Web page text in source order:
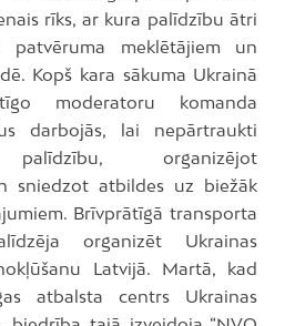
rīks, ar kura palīdzību ātri
patvēruma meklētājiem un
Kopš kara sākuma Ukrainā
moderatoru komanda
darbojās, lai nepārtraukti
palīdzību, organizējot
sniedzot atbildes uz biežāk
Brīvprātīgā transporta
organizēt Ukrainas
Latvijā. Martā, kad
atbalsta centrs Ukrainas